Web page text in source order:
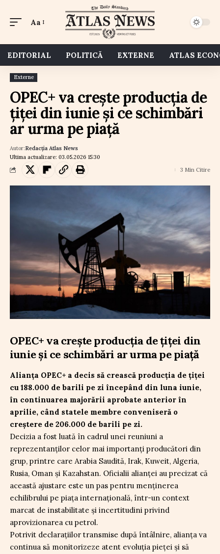
Aa
EDITORIAL POLITICĂ EXTERNE ATLAS
Externe
OPEC+ va crește producția de
țiței din iunie și ce schimbări
ar urma pe piață
Ultima actualizare: 03.05.2026 15:30
Autor:Redacția Atlas News
3 Min Citire
OPEC+ va crește producția de țiței din
iunie și ce schimbări ar urma pe piață
Alianța OPEC+ a decis să crească producția de țiței
cu 188.000 de barili pe zi începând din luna iunie,
în continuarea majorării aprobate anterior în
aprilie, când statele membre conveniseră o
creștere de 206.000 de barili pe zi.
Decizia a fost luată în cadrul unei reuniuni a
reprezentanților celor mai importanți producători din
grup, printre care Arabia Saudită, Irak, Kuweit, Algeria,
Rusia, Oman și Kazahstan. Oficialii alianței au precizat că
această ajustare este un pas pentru menținerea
echilibrului pe piața internațională, într-un context
marcat de instabilitate și incertitudini privind
aprovizionarea cu petrol.
Potrivit declarațiilor transmise după întâlnire, alianța va
continua să monitorizeze atent evoluția pieței și să